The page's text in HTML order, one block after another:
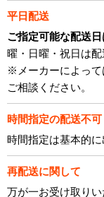
平日配送
ご指定可能な配送
曜・日曜・祝日は配
※メーカーによって
ご相談ください。
時間指定の配送不可
時間指定は基本的に
再配送に関して
万が一お受け取り